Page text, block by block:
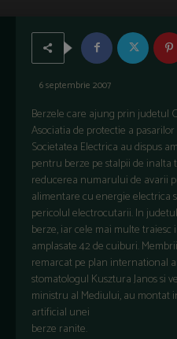
6 septembrie 2007
Berzele care ajung prin judetul
Asociatia de protectie a pasarilor
Societatea Electrica au dispus
pentru berze pe stalpii de inalta
reducerea numarului de avarii
alimentare cu energie electrica
pericolul electrocutarii. In
berze, iar cele mai multe
amplasate 42 de cuiburi.
remarcat pe plan international
stomatologul Kusztura Janos si
ministru al Mediului, au montat
artificial unei
berze ranite.